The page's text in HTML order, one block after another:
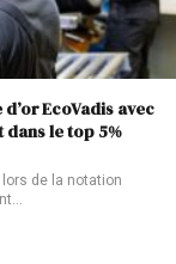
EcoVadis avec
dans le top 5%
lors de la notation